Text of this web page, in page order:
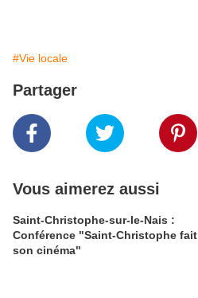
#Vie locale
Partager
Vous aimerez aussi
Saint-Christophe-sur-le-Nais :
Conférence "Saint-Christophe fait
son cinéma"